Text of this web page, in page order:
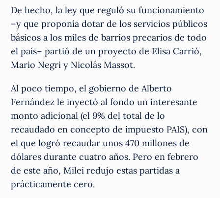
De hecho, la ley que reguló su funcionamiento
–y que proponía dotar de los servicios públicos
básicos a los miles de barrios precarios de todo
el país– partió de un proyecto de Elisa Carrió,
Mario Negri y Nicolás Massot.
Al poco tiempo, el gobierno de Alberto
Fernández le inyectó al fondo un interesante
monto adicional (el 9% del total de lo
recaudado en concepto de impuesto PAIS), con
el que logró recaudar unos 470 millones de
dólares durante cuatro años. Pero en febrero
de este año, Milei redujo estas partidas a
prácticamente cero.